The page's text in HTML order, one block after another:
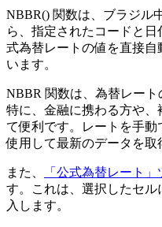
NBBR() 関数は、ブラジル
ら、指定されたコードと
式為替レートの値を直接
います。
NBBR 関数は、為替レート
特に、金融に携わる方や
て便利です。レートを手
使用して最新のデータを取
また、 「公式為替レート」
す。これは、選択したセ
入します。